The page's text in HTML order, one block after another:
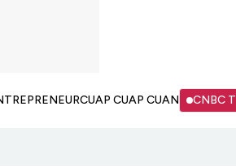
CUAP CUAP CUAN CNBC